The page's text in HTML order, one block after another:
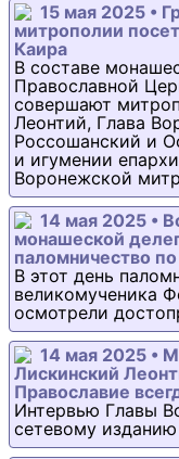
15 мая 2025 •
митрополии
Каира
В составе
Православной
совершают
Леонтий, Глава
Россошанский и
и игумении
Воронежской
14 мая 2025 •
монашеской
паломничество
В этот день
великомученика
осмотрели
14 мая 2025 •
Лискинский
Православие
Интервью Главы
сетевому